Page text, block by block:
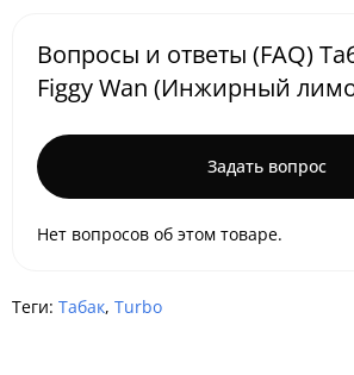
Вопросы и ответы (FAQ)
Figgy Wan (Инжирный
Задать вопрос
Нет вопросов об этом товаре.
Теги: Табак, Turbo